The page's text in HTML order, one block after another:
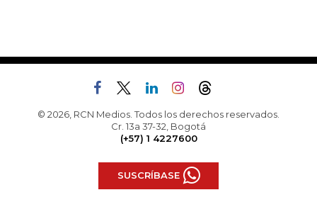
© 2026, RCN Medios. Todos los derechos reservados.
Cr. 13a 37-32, Bogotá
(+57) 1 4227600
SUSCRÍBASE